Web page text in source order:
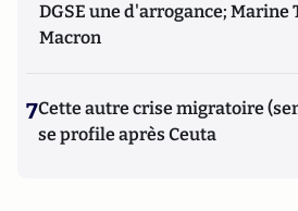
DGSE une d'arrogance;
Macron
7Cette autre crise migratoire
se profile après Ceuta